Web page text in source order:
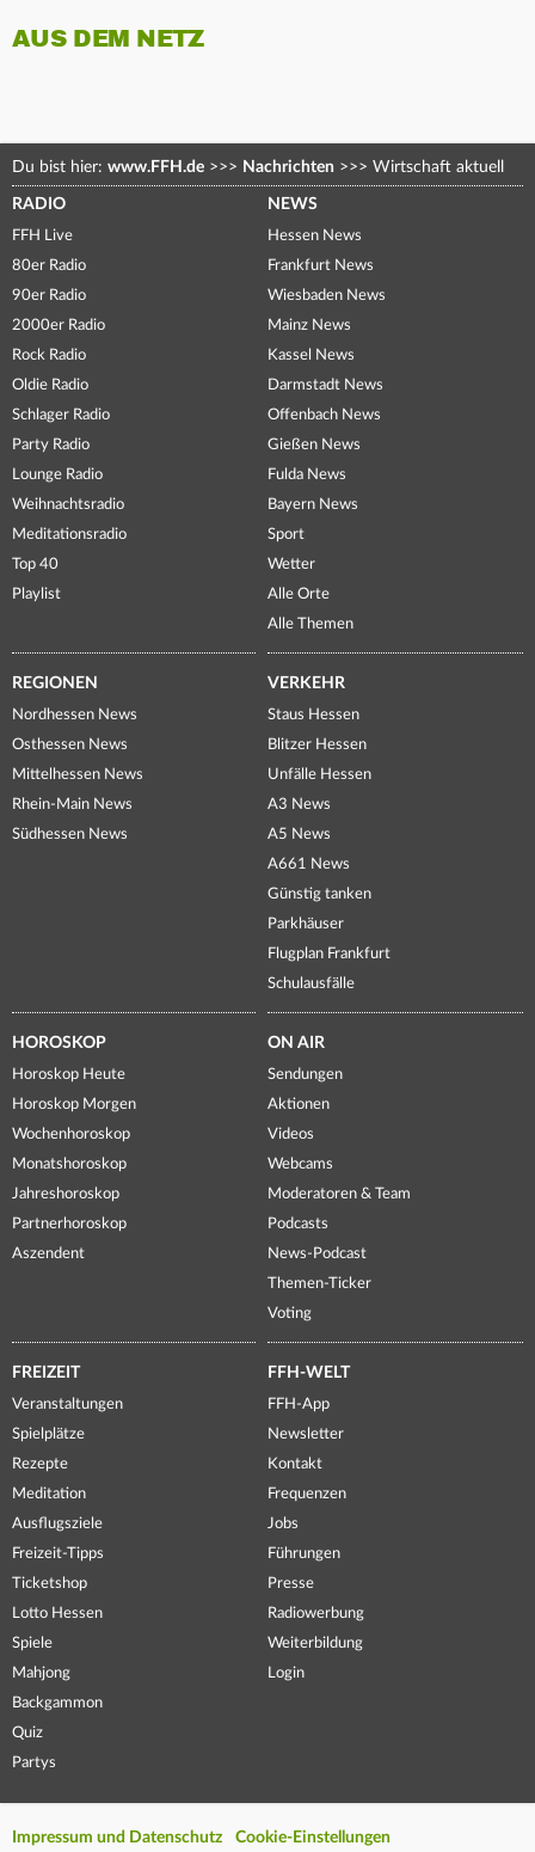
AUS DEM NETZ
Du bist hier: www.FFH.de >>> Nachrichten >>> Wirtschaft aktuell
RADIO
FFH Live
80er Radio
90er Radio
2000er Radio
Rock Radio
Oldie Radio
Schlager Radio
Party Radio
Lounge Radio
Weihnachtsradio
Meditationsradio
Top 40
Playlist
NEWS
Hessen News
Frankfurt News
Wiesbaden News
Mainz News
Kassel News
Darmstadt News
Offenbach News
Gießen News
Fulda News
Bayern News
Sport
Wetter
Alle Orte
Alle Themen
REGIONEN
Nordhessen News
Osthessen News
Mittelhessen News
Rhein-Main News
Südhessen News
VERKEHR
Staus Hessen
Blitzer Hessen
Unfälle Hessen
A3 News
A5 News
A661 News
Günstig tanken
Parkhäuser
Flugplan Frankfurt
Schulausfälle
HOROSKOP
Horoskop Heute
Horoskop Morgen
Wochenhoroskop
Monatshoroskop
Jahreshoroskop
Partnerhoroskop
Aszendent
ON AIR
Sendungen
Aktionen
Videos
Webcams
Moderatoren & Team
Podcasts
News-Podcast
Themen-Ticker
Voting
FREIZEIT
Veranstaltungen
Spielplätze
Rezepte
Meditation
Ausflugsziele
Freizeit-Tipps
Ticketshop
Lotto Hessen
Spiele
Mahjong
Backgammon
Quiz
Partys
FFH-WELT
FFH-App
Newsletter
Kontakt
Frequenzen
Jobs
Führungen
Presse
Radiowerbung
Weiterbildung
Login
Impressum und Datenschutz Cookie-Einstellungen